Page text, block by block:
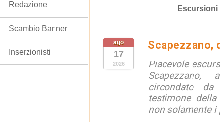
Escursioni
ago
17
2026
Scapezzano,
Piacevole
Scapezzano,
circondato
testimone
non solamente i
Redazione
Scambio Banner
Inserzionisti